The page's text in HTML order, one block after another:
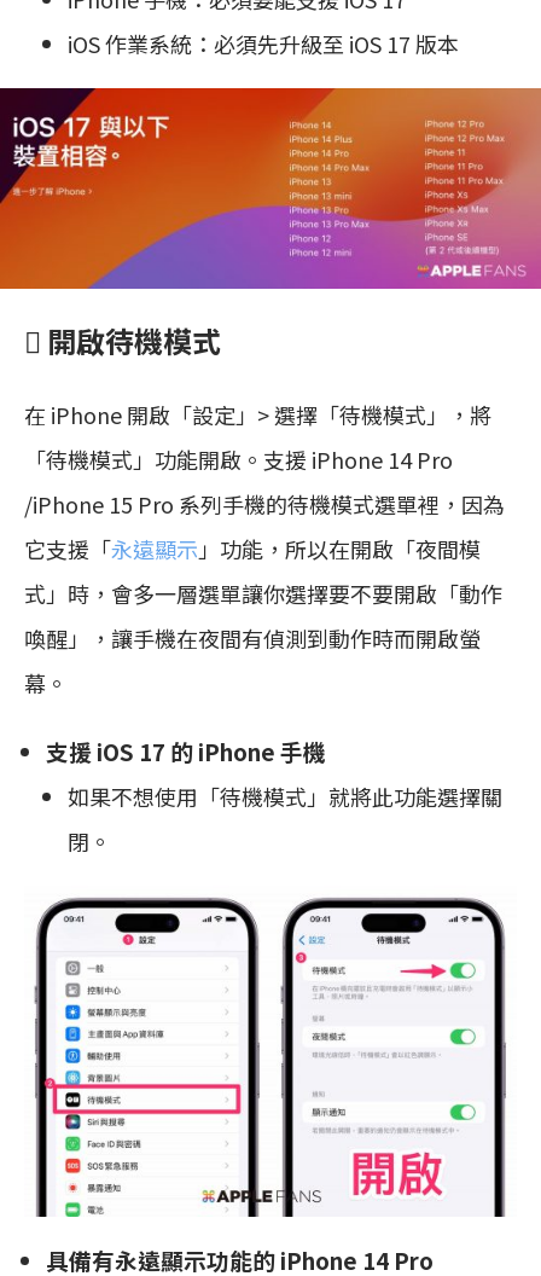
iOS 作業系統：必須先升級至 iOS 17 版本
 開啟待機模式
在 iPhone 開啟「設定」> 選擇「待機模式」，將
「待機模式」功能開啟。支援 iPhone 14 Pro
/iPhone 15 Pro 系列手機的待機模式選單裡，因為
它支援「永遠顯示 」功能，所以在開啟「夜間模
式」時，會多一層選單讓你選擇要不要開啟「動作
喚醒」，讓手機在夜間有偵測到動作時而開啟螢
幕。
支援 iOS 17 的 iPhone 手機
如果不想使用「待機模式」就將此功能選擇關
閉。
具備有永遠顯示功能的 iPhone 14 Pro